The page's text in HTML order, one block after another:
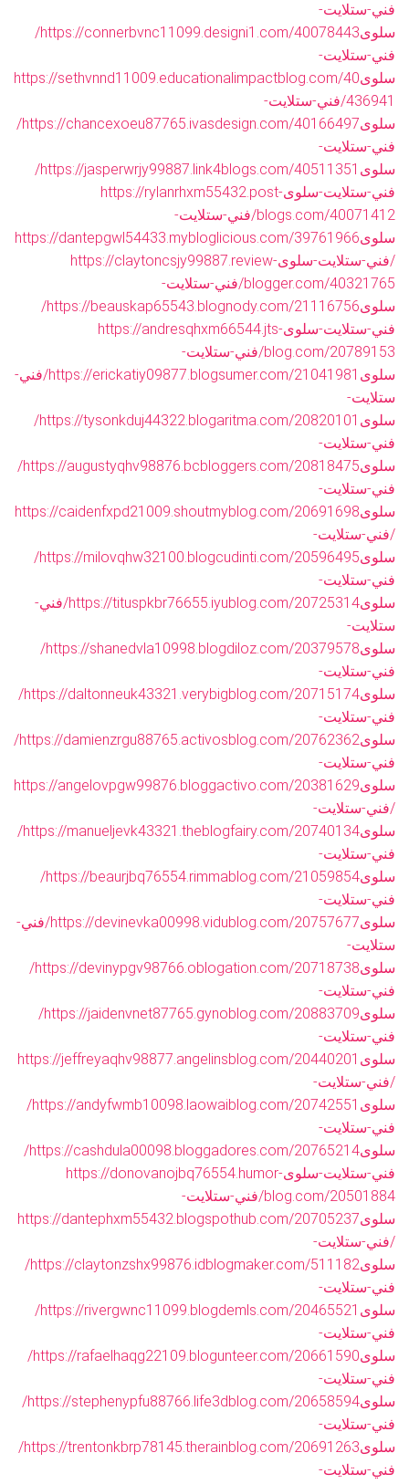
فني-ستلايت-
سلوى
https://connerbvnc11099.designi1.com/40078443/
فني-ستلايت-
سلوىhttps://sethvnnd11009.educationalimpactblog.com/40
436941/فني-ستلايت-
سلوى
https://chancexoeu87765.ivasdesign.com/40166497/
فني-ستلايت-
سلوى
https://jasperwrjy99887.link4blogs.com/40511351/
فني-ستلايت-سلوىhttps://rylanrhxm55432.post-
blogs.com/40071412/فني-ستلايت-
سلوىhttps://dantepgwl54433.mybloglicious.com/39761966
/فني-ستلايت-سلوىhttps://claytoncsjy99887.review-
blogger.com/40321765/فني-ستلايت-
سلوى
https://beauskap65543.blognody.com/21116756/
فني-ستلايت-سلوىhttps://andresqhxm66544.jts-
blog.com/20789153/فني-ستلايت-
سلوى
https://erickatiy09877.blogsumer.com/21041981/فني-
ستلايت-
سلوى
https://tysonkduj44322.blogaritma.com/20820101/
فني-ستلايت-
سلوى
https://augustyqhv98876.bcbloggers.com/20818475/
فني-ستلايت-
سلوىhttps://caidenfxpd21009.shoutmyblog.com/20691698
/فني-ستلايت-
سلوى
https://milovqhw32100.blogcudinti.com/20596495/
فني-ستلايت-
سلوى
https://tituspkbr76655.iyublog.com/20725314/فني-
ستلايت-
سلوى
https://shanedvla10998.blogdiloz.com/20379578/
فني-ستلايت-
سلوى
https://daltonneuk43321.verybigblog.com/20715174/
فني-ستلايت-
سلوى
https://damienzrgu88765.activosblog.com/20762362/
فني-ستلايت-
سلوىhttps://angelovpgw99876.bloggactivo.com/20381629
/فني-ستلايت-
سلوى
https://manueljevk43321.theblogfairy.com/20740134/
فني-ستلايت-
سلوى
https://beaurjbq76554.rimmablog.com/21059854/
فني-ستلايت-
سلوى
https://devinevka00998.vidublog.com/20757677/فني-
ستلايت-
سلوى
https://devinypgv98766.oblogation.com/20718738/
فني-ستلايت-
سلوى
https://jaidenvnet87765.gynoblog.com/20883709/
فني-ستلايت-
سلوى https://jeffreyaqhv98877.angelinsblog.com/20440201
/فني-ستلايت-
سلوى
https://andyfwmb10098.laowaiblog.com/20742551/
فني-ستلايت-
سلوى
https://cashdula00098.bloggadores.com/20765214/
فني-ستلايت-سلوىhttps://donovanojbq76554.humor-
blog.com/20501884/فني-ستلايت-
سلوىhttps://dantephxm55432.blogspothub.com/20705237
/فني-ستلايت-
سلوى
https://claytonzshx99876.idblogmaker.com/511182/
فني-ستلايت-
سلوى
https://rivergwnc11099.blogdemls.com/20465521/
فني-ستلايت-
سلوى
https://rafaelhaqg22109.blogunteer.com/20661590/
فني-ستلايت-
سلوى
https://stephenypfu88766.life3dblog.com/20658594/
فني-ستلايت-
سلوى
https://trentonkbrp78145.therainblog.com/20691263/
فني-ستلايت-